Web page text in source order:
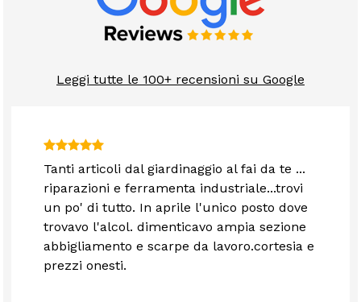
Leggi tutte le 100+ recensioni su Google
Tanti articoli dal giardinaggio al fai da te ...
riparazioni e ferramenta industriale...trovi
un po' di tutto. In aprile l'unico posto dove
trovavo l'alcol. dimenticavo ampia sezione
abbigliamento e scarpe da lavoro.cortesia e
prezzi onesti.